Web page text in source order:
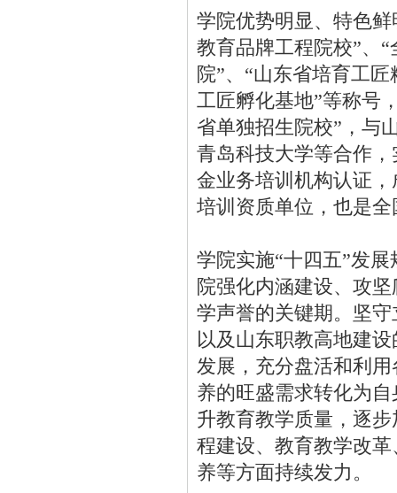
学院优势明显、特色
教育品牌工程院校”、
院”、“山东省培育工
工匠孵化基地”等称号
省单独招生院校”，与
青岛科技大学等合作
金业务培训机构认证
培训资质单位，也是
学院实施“十四五”发
院强化内涵建设、攻
学声誉的关键期。坚
以及山东职教高地建
发展，充分盘活和利
养的旺盛需求转化为
升教育教学质量，逐
程建设、教育教学改
养等方面持续发力。